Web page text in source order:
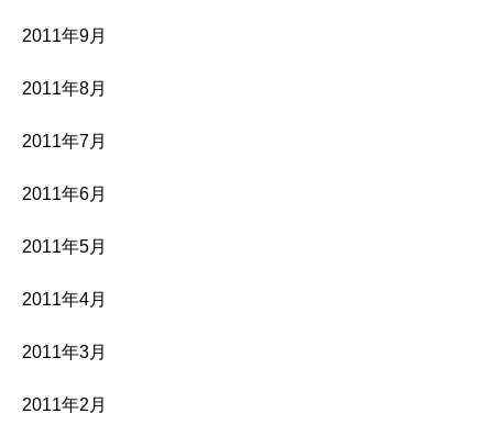
2011年9月
2011年8月
2011年7月
2011年6月
2011年5月
2011年4月
2011年3月
2011年2月